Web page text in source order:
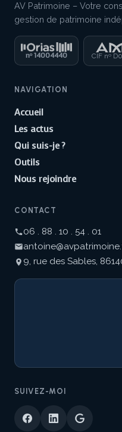
AV Patrimoine – Votre
gestion de patrimoine
no 14004440 CIF no
NAVIGATION
Accueil
Les actus
Qui suis-je ?
Outils
Nous rejoindre
CONTACT
06 . 88 . 10 . 54 . 01
9, rue des Sables,
SUIVEZ-MOI